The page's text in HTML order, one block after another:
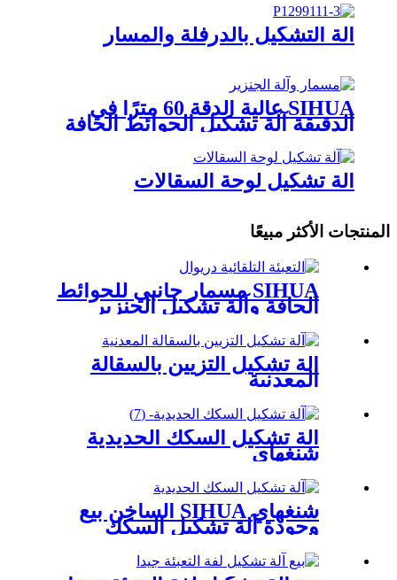
آلة التشكيل بالدرفلة والمسار
SIHUA عالية الدقة 60 مترًا في
الدقيقة آلة تشكيل الحوائط الجافة
آلة تشكيل لوحة السقالات
المنتجات الأكثر مبيعًا
SIHUA مسمار جانبي للحوائط
الجافة وآلة تشكيل الجنزير
آلة تشكيل التزيين بالسقالة
المعدنية
آلة تشكيل السكك الحديدية
شنغهاي
شنغهاي SIHUA الساخن بيع
وجودة آلة تشكيل السكك
الحديدية